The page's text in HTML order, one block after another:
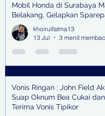
Mobil Honda di Surabaya
Belakang, Gelapkan
Senilai Rp 1,9 Miliar
khoirulfatma13
13 Jul
3 menit
Vonis Ringan : John Field
Suap Oknum Bea Cukai dan
Terima Vonis Tipikor